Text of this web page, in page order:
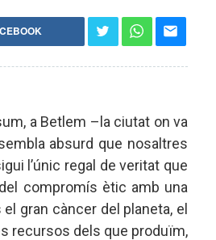
a Betlem –la ciutat on va
absurd que nosaltres
l’únic regal de veritat que
compromís ètic amb una
gran càncer del planeta, el
recursos dels que produïm,